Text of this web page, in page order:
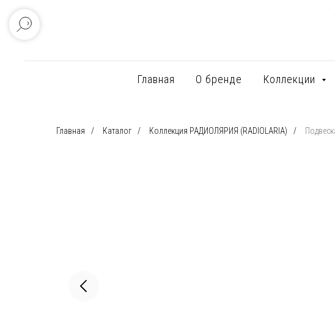
Главная О бренде Коллекции
Главная / Каталог / Коллекция РАДИОЛЯРИЯ (RADIOLARIA) /